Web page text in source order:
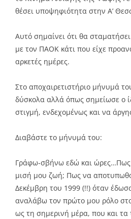
θέσει υποψηφιότητα στην Α’
Αυτό σημαίνει ότι θα
με τον ΠΑΟΚ κάτι που είχε
αρκετές ημέρες.
Στο αποχαιρετιστήριο μήνυμά
δύσκολα αλλά όπως σημείωσε ο
στιγμή, ενδεχομένως και να
Διαβάστε το μήνυμά του:
Γράφω-σβήνω εδώ και
μισή μου ζωή; Πως να
Δεκέμβρη του 1999 (!!) όταν
αναλάβω τον πρώτο μου ρόλο
ως τη σημερινή μέρα, που και τα